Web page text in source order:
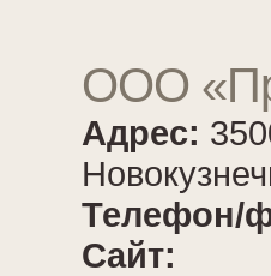
ООО
Адрес:
Телефон/
Сайт: